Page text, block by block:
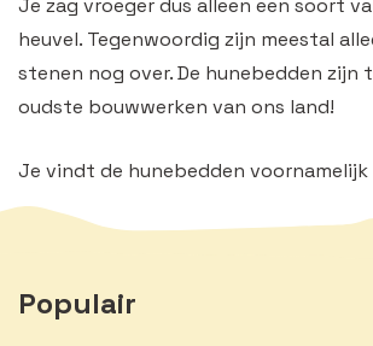
Je zag vroeger dus alleen een soort
heuvel. Tegenwoordig zijn meestal
stenen nog over. De hunebedden zijn
oudste bouwwerken van ons land!
Je vindt de hunebedden voornamelijk
Populair